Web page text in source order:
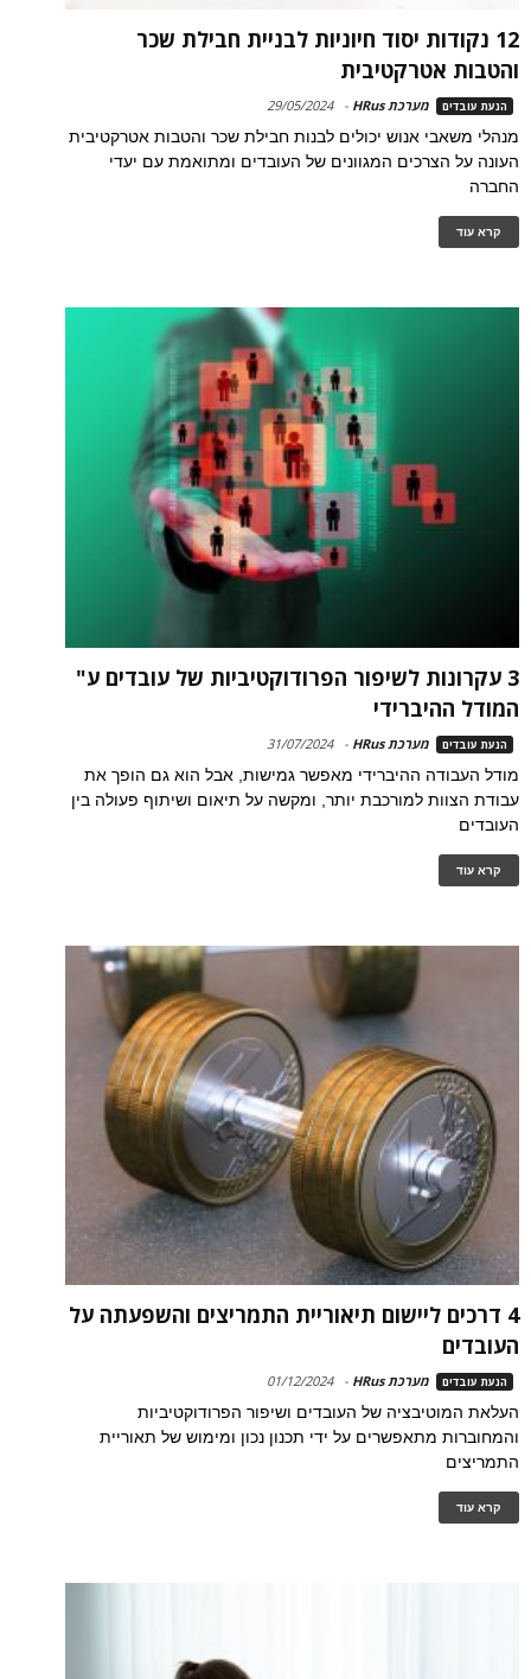
12 נקודות יסוד חיוניות לבניית חבילת שכר
והטבות אטרקטיבית
הנעת עובדים מערכת HRus -
29/05/2024
מנהלי משאבי אנוש יכולים לבנות חבילת שכר והטבות אטרקטיבית
העונה על הצרכים המגוונים של העובדים ומתואמת עם יעדי
החברה
קרא עוד
3 עקרונות לשיפור הפרודוקטיביות של עובדים ע"
המודל ההיברידי
הנעת עובדים מערכת HRus -
31/07/2024
מודל העבודה ההיברידי מאפשר גמישות, אבל הוא גם הופך את
עבודת הצוות למורכבת יותר, ומקשה על תיאום ושיתוף פעולה בין
העובדים
קרא עוד
4 דרכים ליישום תיאוריית התמריצים והשפעתה על
העובדים
הנעת עובדים מערכת HRus -
01/12/2024
העלאת המוטיבציה של העובדים ושיפור הפרודוקטיביות
והמחוברות מתאפשרים על ידי תכנון נכון ומימוש של תאוריית
התמריצים
קרא עוד